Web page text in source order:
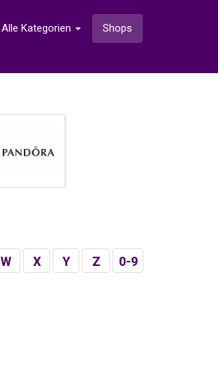
Alle Kategorien Shops
W X Y Z 0-9